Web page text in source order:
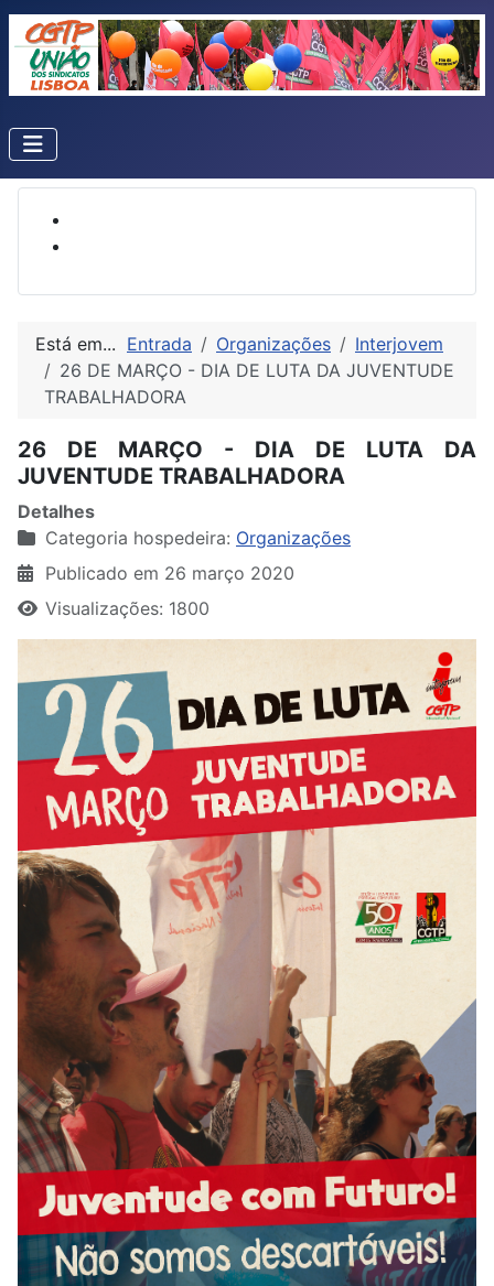
Está em... Entrada Organizações
Interjovem
26 DE MARÇO - DIA DE LUTA DA JUVENTUDE
TRABALHADORA
26 DE MARÇO - DIA DE LUTA DA
JUVENTUDE TRABALHADORA
Detalhes
Categoria hospedeira: Organizações
Publicado em 26 março 2020
Visualizações: 1800